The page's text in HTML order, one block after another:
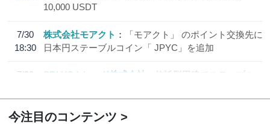
10,000 USDT
7/30
18:30
株式会社モアクト
「モアクト」 のポイント交換先に
日本円ステーブルコイン「 JPYC」を追加
7/29
SBI VCトレード株式会社
信託型円建てステーブル
今注目のコンテンツ